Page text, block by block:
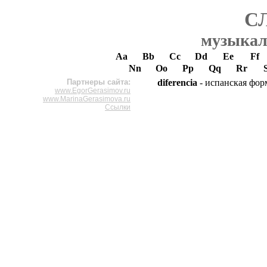
Aa Bb Cc Dd Ee
Ff
Nn
Oo Pp Qq Rr
Партнеры сайта:
www.EgorGerasimov.ru
www.MarinaGerasimova.ru
Ссылки
diferencia - испанская